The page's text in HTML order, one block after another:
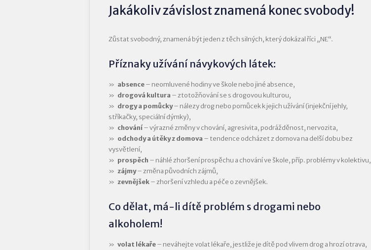
Jakákoliv závislost znamená konec svobody!
Zůstat svobodný, znamená být jeden z těch silných, který dokázal říci „NE“.
Příznaky užívání návykových látek:
absence– neomluvené hodiny ve škole nebo jiné absence,
drogová kultura – ztotožňování se s drogovou kulturou,
drogy a pomůcky– nálezy drog nebo pomůcek k jejich užívání (injekční jehly,
stříkačky, speciální dýmky),
chování– výrazné změny v chování, agresivita, podrážděnost, nervozita,
odchody a útěky z domova – tendence odcházet z domova na delší dobu bez
vysvětlení,
prospěch – náhlé zhoršení prospěchu a chování ve škole, příp. problémy v kolektivu,
zájmy– změna původních zájmů,
zevnějšek– zhoršení vzhledu a péče o zevnějšek.
Co dělat, má-li dítě problém s drogami nebo
alkoholem!
volat lékaře– neváhejte volat lékaře, jestliže je dítě pod vlivem drog a hrozí otrava,